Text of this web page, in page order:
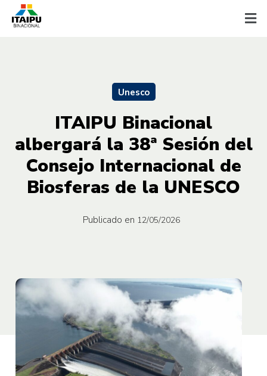
Unesco
ITAIPU Binacional
albergará la 38ª Sesión del
Consejo Internacional de
Biosferas de la UNESCO
Publicado en 12/05/2026